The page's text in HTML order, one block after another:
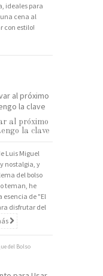
ideales para
cena al
con estilo!
al próximo
la clave
Luis Miguel
nostalgia, y
del bolso
teman, he
esencia de "El
disfrutar del
del Bolso